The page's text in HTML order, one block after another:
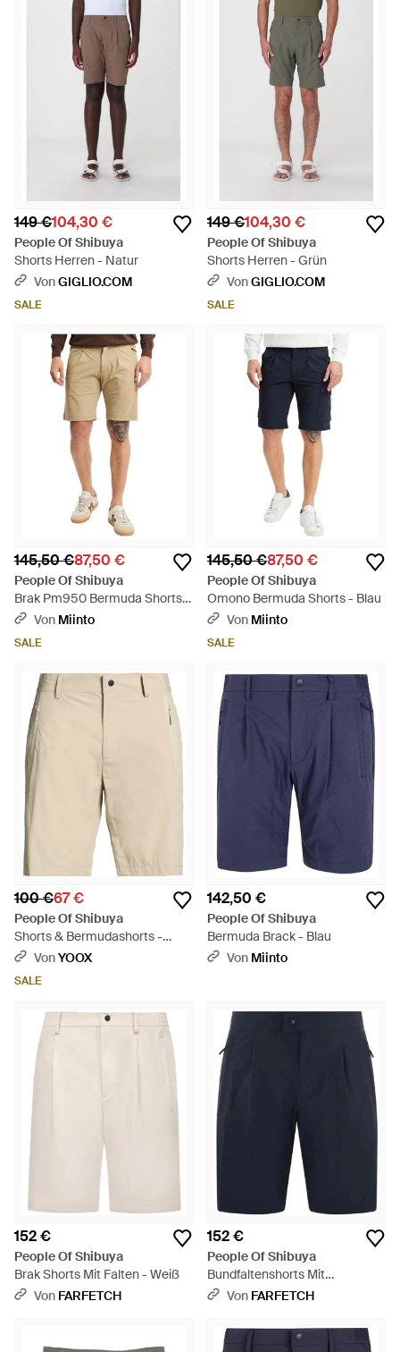
149 €104,30 €
People Of Shibuya
Shorts Herren - Natur
VonGIGLIO.COM
SALE
149 €104,30 €
People Of Shibuya
Shorts Herren - Grün
VonGIGLIO.COM
SALE
145,50 €87,50 €
People Of Shibuya
Brak Pm950 Bermuda Shorts -
Natur
Von Miinto
SALE
145,50 €87,50 €
People Of Shibuya
Omono Bermuda Shorts - Blau
Von Miinto
SALE
100 €67 €
People Of Shibuya
Shorts & Bermudashorts -
Natur
VonYOOX
SALE
142,50 €
People Of Shibuya
Bermuda Brack - Blau
Von Miinto
152 €
People Of Shibuya
Brak Shorts Mit Falten - Weiß
Von FARFETCH
152 €
People Of Shibuya
Bundfaltenshorts Mit
Reißverschlusstasche - Blau
Von FARFETCH